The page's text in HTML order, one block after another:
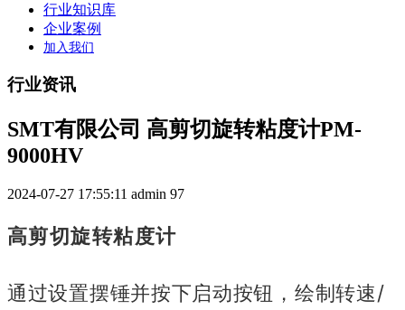
行业知识库
企业案例
加入我们
行业资讯
SMT有限公司 高剪切旋转粘度计PM-
9000HV
2024-07-27 17:55:11 admin 97
高剪切旋转粘度计
通过设置摆锤并按下启动按钮，绘制转速/